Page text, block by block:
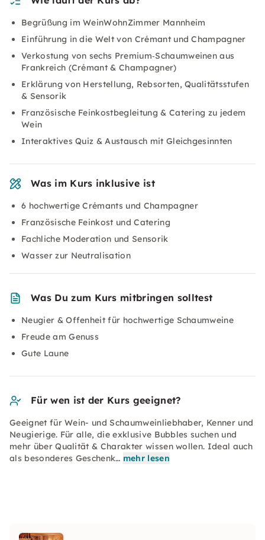
Begrüßung im WeinWohnZimmer Mannheim
Einführung in die Welt von Crémant und Champagner
Verkostung von sechs Premium‑Schaumweinen aus
Frankreich (Crémant & Champagner)
Erklärung von Herstellung, Rebsorten, Qualitätsstufen
& Sensorik
Französische Feinkostbegleitung & Catering zu jedem
Wein
Interaktives Quiz & Austausch mit Gleichgesinnten
Was im Kurs inklusive ist
6 hochwertige Crémants und Champagner
Französische Feinkost und Catering
Fachliche Moderation und Sensorik
Wasser zur Neutralisation
Was Du zum Kurs mitbringen solltest
Neugier & Offenheit für hochwertige Schaumweine
Freude am Genuss
Gute Laune
Für wen ist der Kurs geeignet?
Geeignet für Wein- und Schaumweinliebhaber, Kenner und
Neugierige. Für alle, die exklusive Bubbles suchen und
mehr über Qualität & Charakter wissen wollen. Ideal auch
als besonderes Geschenk… mehr lesen